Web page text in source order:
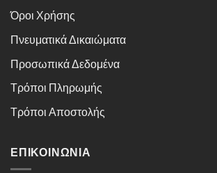
Όροι Χρήσης
Πνευματικά Δικαιώματα
Προσωπικά Δεδομένα
Τρόποι Πληρωμής
Τρόποι Αποστολής
ΕΠΙΚΟΙΝΩΝΊΑ